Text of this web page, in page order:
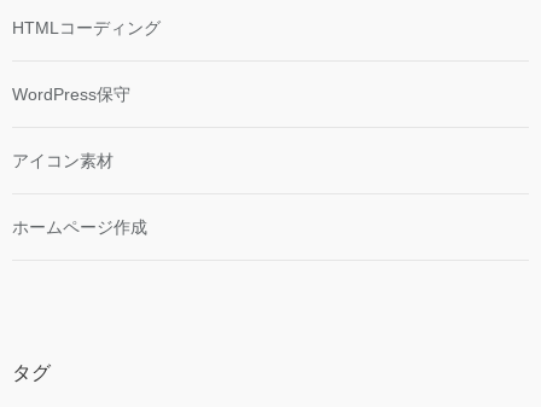
HTMLコーディング
WordPress保守
アイコン素材
ホームページ作成
タグ